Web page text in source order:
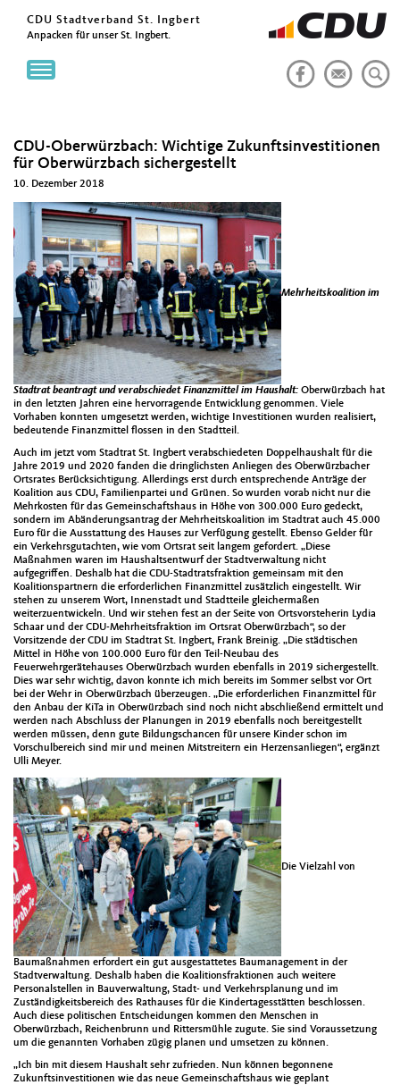
CDU Stadtverband St. Ingbert
Anpacken für unser St. Ingbert.
Toggle
navigation
CDU-Oberwürzbach: Wichtige Zukunftsinvestitionen
für Oberwürzbach sichergestellt
10. Dezember 2018
Mehrheitskoalition im
Stadtrat beantragt und verabschiedet Finanzmittel im Haushalt: Oberwürzbach hat
in den letzten Jahren eine hervorragende Entwicklung genommen. Viele
Vorhaben konnten umgesetzt werden, wichtige Investitionen wurden realisiert,
bedeutende Finanzmittel flossen in den Stadtteil.
Auch im jetzt vom Stadtrat St. Ingbert verabschiedeten Doppelhaushalt für die
Jahre 2019 und 2020 fanden die dringlichsten Anliegen des Oberwürzbacher
Ortsrates Berücksichtigung. Allerdings erst durch entsprechende Anträge der
Koalition aus CDU, Familienpartei und Grünen. So wurden vorab nicht nur die
Mehrkosten für das Gemeinschaftshaus in Höhe von 300.000 Euro gedeckt,
sondern im Abänderungsantrag der Mehrheitskoalition im Stadtrat auch 45.000
Euro für die Ausstattung des Hauses zur Verfügung gestellt. Ebenso Gelder für
ein Verkehrsgutachten, wie vom Ortsrat seit langem gefordert. „Diese
Maßnahmen waren im Haushaltsentwurf der Stadtverwaltung nicht
aufgegriffen. Deshalb hat die CDU-Stadtratsfraktion gemeinsam mit den
Koalitionspartnern die erforderlichen Finanzmittel zusätzlich eingestellt. Wir
stehen zu unserem Wort, Innenstadt und Stadtteile gleichermaßen
weiterzuentwickeln. Und wir stehen fest an der Seite von Ortsvorsteherin Lydia
Schaar und der CDU-Mehrheitsfraktion im Ortsrat Oberwürzbach“, so der
Vorsitzende der CDU im Stadtrat St. Ingbert, Frank Breinig. „Die städtischen
Mittel in Höhe von 100.000 Euro für den Teil-Neubau des
Feuerwehrgerätehauses Oberwürzbach wurden ebenfalls in 2019 sichergestellt.
Dies war sehr wichtig, davon konnte ich mich bereits im Sommer selbst vor Ort
bei der Wehr in Oberwürzbach überzeugen. „Die erforderlichen Finanzmittel für
den Anbau der KiTa in Oberwürzbach sind noch nicht abschließend ermittelt und
werden nach Abschluss der Planungen in 2019 ebenfalls noch bereitgestellt
werden müssen, denn gute Bildungschancen für unsere Kinder schon im
Vorschulbereich sind mir und meinen Mitstreitern ein Herzensanliegen“, ergänzt
Ulli Meyer.
Die Vielzahl von
Baumaßnahmen erfordert ein gut ausgestattetes Baumanagement in der
Stadtverwaltung. Deshalb haben die Koalitionsfraktionen auch weitere
Personalstellen in Bauverwaltung, Stadt- und Verkehrsplanung und im
Zuständigkeitsbereich des Rathauses für die Kindertagesstätten beschlossen.
Auch diese politischen Entscheidungen kommen den Menschen in
Oberwürzbach, Reichenbrunn und Rittersmühle zugute. Sie sind Voraussetzung
um die genannten Vorhaben zügig planen und umsetzen zu können.
„Ich bin mit diesem Haushalt sehr zufrieden. Nun können begonnene
Zukunftsinvestitionen wie das neue Gemeinschaftshaus wie geplant